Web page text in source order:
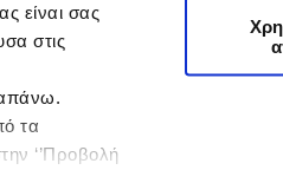
είναι σας
στις
τα
‘’Προβολή